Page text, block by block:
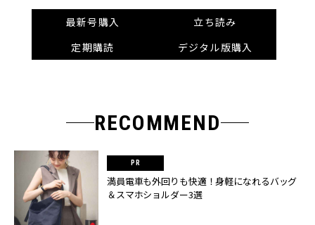
最新号購入
立ち読み
定期購読
デジタル版購入
RECOMMEND
満員電車も外回りも快適！身軽になれるバッグ
＆スマホショルダー3選